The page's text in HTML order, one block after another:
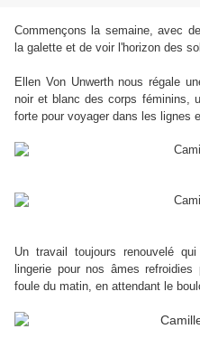
Commençons la semaine, avec
la galette et de voir l'horizon des
Ellen Von Unwerth nous régale
noir et blanc des corps féminins,
forte pour voyager dans les lignes
Un travail toujours renouvelé
lingerie pour nos âmes
foule du matin, en attendant le